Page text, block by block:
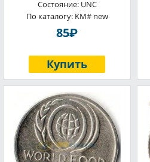
Состояние: UNC
По каталогу: KM# new
85P
Купить